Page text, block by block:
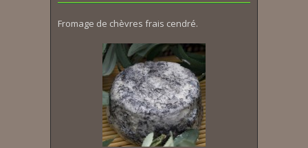
Fromage de chèvres frais cendré.